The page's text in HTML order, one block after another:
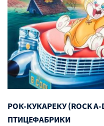
РОК-КУКАРЕКУ (ROCK
ПТИЦЕФАБРИКИ